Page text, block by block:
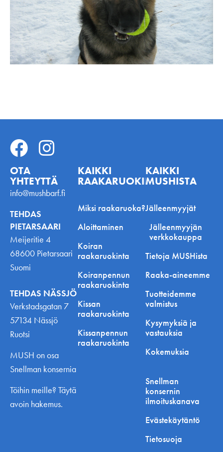
OTA
YHTEYTTÄ
info@mushbarf.fi
TEHDAS
PIETARSAARI
Meijeritie 4
68600 Pietarsaari
Suomi
TEHDAS NÄSSJÖ
Verkstadsgatan 7
57134 Nässjö
Ruotsi
MUSH on osa
Snellman konsernia
Töihin meille? Täytä
avoin hakemus.
KAIKKI
RAAKARUOKINNASTA
Miksi raakaruoka?
Aloittaminen
Koiran
raakaruokinta
Koiranpennun
raakaruokinta
Kissan
raakaruokinta
Kissanpennun
raakaruokinta
KAIKKI
MUSHISTA
Jälleenmyyjät
Jälleenmyyjän
verkkokauppa
Tietoja MUSHista
Raaka-aineemme
Tuotteidemme
valmistus
Kysymyksiä ja
vastauksia
Kokemuksia
Snellman
konsernin
ilmoituskanava
Evästekäytäntö
Tietosuoja